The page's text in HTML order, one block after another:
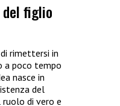
figlio
rimettersi in
a poco tempo
nasce in
del
ruolo di vero e